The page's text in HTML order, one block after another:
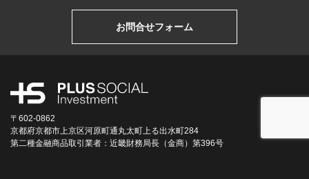
お問合せフォーム
〒602-0862
京都府京都市上京区河原町通丸太町上る出水町284
第二種金融商品取引業者：近畿財務局長（金商）第396号